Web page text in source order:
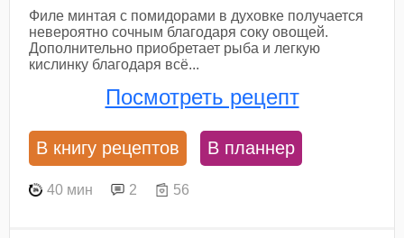
Филе минтая с помидорами в духовке получается
невероятно сочным благодаря соку овощей.
Дополнительно приобретает рыба и легкую
кислинку благодаря всё...
Посмотреть рецепт
В книгу рецептов В планнер
40 мин 2 56